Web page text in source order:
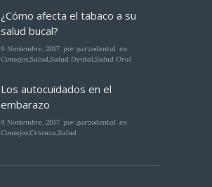
¿Cómo afecta el tabaco a su
salud bucal?
9 Noviembre, 2017 porgarzodental en
Consejos,Salud,Salud Dental,Salud Oral
Los autocuidados en el
embarazo
9 Noviembre, 2017 porgarzodental en
Consejos,Crianza,Salud